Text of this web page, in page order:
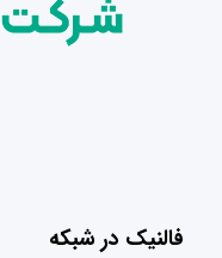
فالنیک در شبکه